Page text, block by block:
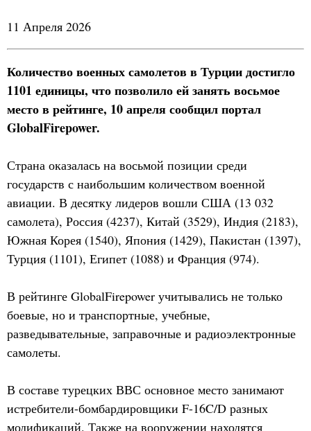
11 Апреля 2026
Количество военных самолетов в Турции достигло
1101 единицы, что позволило ей занять восьмое
место в рейтинге, 10 апреля сообщил портал
GlobalFirepower.
Страна оказалась на восьмой позиции среди
государств с наибольшим количеством военной
авиации. В десятку лидеров вошли США (13 032
самолета), Россия (4237), Китай (3529), Индия (2183),
Южная Корея (1540), Япония (1429), Пакистан (1397),
Турция (1101), Египет (1088) и Франция (974).
В рейтинге GlobalFirepower учитывались не только
боевые, но и транспортные, учебные,
разведывательные, заправочные и радиоэлектронные
самолеты.
В составе турецких ВВС основное место занимают
истребители-бомбардировщики F-16C/D разных
модификаций. Также на вооружении находятся